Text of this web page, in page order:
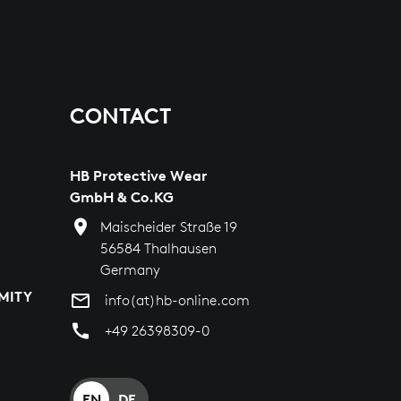
CONTACT
HB Protective Wear
GmbH & Co.KG
Maischeider Straße 19
56584 Thalhausen
Germany
info(at)hb-online.com
+49 26398309-0